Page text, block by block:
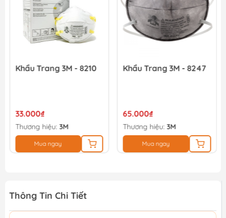
Khẩu Trang 3M - 8210
33.000₫
Thương hiệu: 3M
Mua ngay
Khẩu Trang 3M - 8247
65.000₫
Thương hiệu:3M
Mua ngay
Thông Tin Chi Tiết